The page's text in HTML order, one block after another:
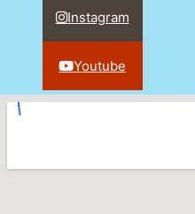
Instagram
Youtube